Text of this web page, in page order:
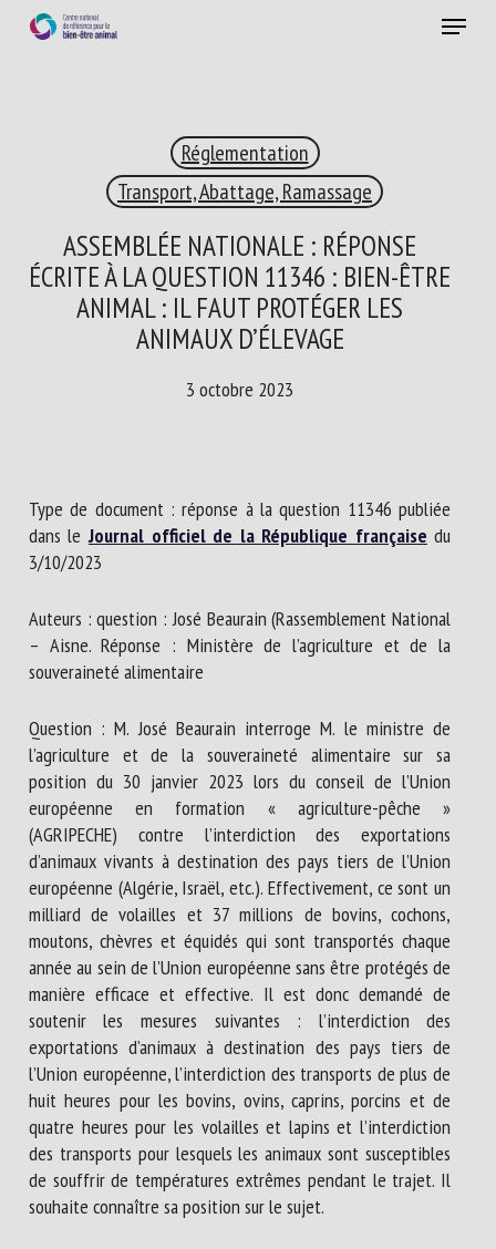
Menu
Réglementation
Transport, Abattage, Ramassage
ASSEMBLÉE NATIONALE : RÉPONSE
ÉCRITE À LA QUESTION 11346 : BIEN-ÊTRE
ANIMAL : IL FAUT PROTÉGER LES
ANIMAUX D’ÉLEVAGE
3 octobre 2023
Type de document : réponse à la question 11346 publiée
dans leJournal officiel de la République française du
3/10/2023
Auteurs : question : José Beaurain (Rassemblement National
– Aisne. Réponse : Ministère de l’agriculture et de la
souveraineté alimentaire
Question : M. José Beaurain interroge M. le ministre de
l’agriculture et de la souveraineté alimentaire sur sa
position du 30 janvier 2023 lors du conseil de l’Union
européenne en formation « agriculture-pêche »
(AGRIPECHE) contre l’interdiction des exportations
d’animaux vivants à destination des pays tiers de l’Union
européenne (Algérie, Israël, etc.). Effectivement, ce sont un
milliard de volailles et 37 millions de bovins, cochons,
moutons, chèvres et équidés qui sont transportés chaque
année au sein de l’Union européenne sans être protégés de
manière efficace et effective. Il est donc demandé de
soutenir les mesures suivantes : l’interdiction des
exportations d’animaux à destination des pays tiers de
l’Union européenne, l’interdiction des transports de plus de
huit heures pour les bovins, ovins, caprins, porcins et de
quatre heures pour les volailles et lapins et l’interdiction
des transports pour lesquels les animaux sont susceptibles
de souffrir de températures extrêmes pendant le trajet. Il
souhaite connaître sa position sur le sujet.
RECEVEZ CHAQUE MOIS GRATUITEMENT
LES DERNIÈRES ACTUALITÉS SUR LE BIEN-ÊTRE
ANIMAL
Select language
Nom *
Organisme *
E-mail *
En soumettant ce formulaire, j'accepte que les
informations saisies soient utilisées dans le cadre de la
relation avec le CNR BEA. *
Les champs suivis de * sont obligatoires